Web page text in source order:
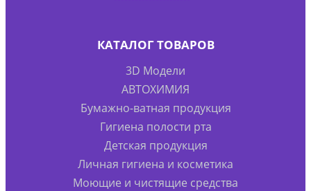
КАТАЛОГ ТОВАРОВ
3D Модели
АВТОХИМИЯ
Бумажно-ватная продукция
Гигиена полости рта
Детская продукция
Личная гигиена и косметика
Моющие и чистящие средства